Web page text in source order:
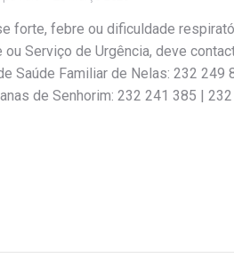
forte, febre ou dificuldade
Serviço de Urgência, deve
Saúde Familiar de Nelas: 232 249
de Senhorim: 232 241 385 |